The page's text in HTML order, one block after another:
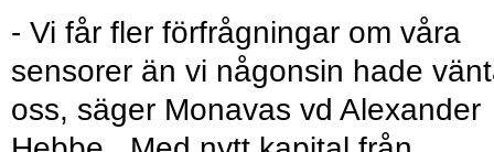
- Vi får fler förfrågningar om våra
sensorer än vi någonsin hade
oss, säger Monavas vd Alexander